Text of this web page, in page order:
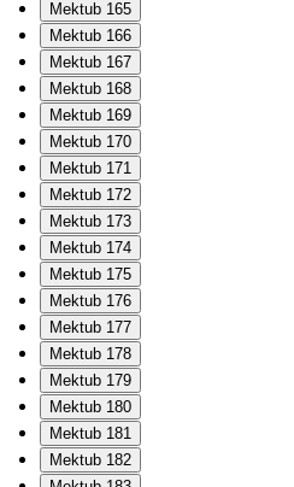
Mektub 165
Mektub 166
Mektub 167
Mektub 168
Mektub 169
Mektub 170
Mektub 171
Mektub 172
Mektub 173
Mektub 174
Mektub 175
Mektub 176
Mektub 177
Mektub 178
Mektub 179
Mektub 180
Mektub 181
Mektub 182